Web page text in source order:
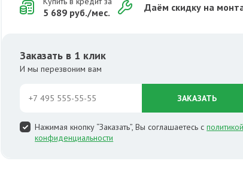
5 689 руб./мес. Даём скидку на
Заказать в 1 клик
И мы перезвоним вам
ЗАКАЗАТЬ
Нажимая кнопку “Заказать”, Вы соглашаетесь сполитикой
конфиденциальности